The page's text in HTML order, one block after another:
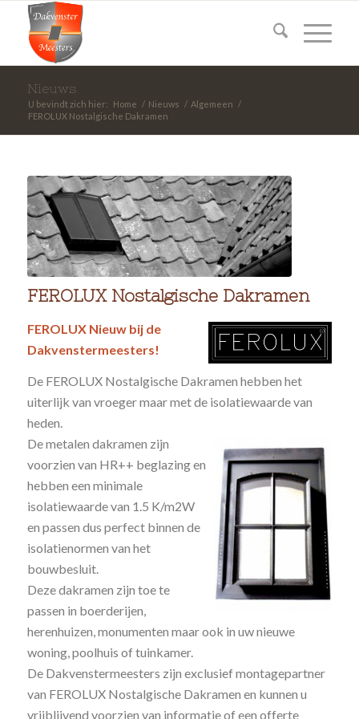
Nieuws
U bevindt zich hier: Home / Nieuws / Algemeen /
FEROLUX Nostalgische Dakramen
FEROLUX Nostalgische Dakramen
FEROLUX Nieuw bij de
Dakvenstermeesters!
De FEROLUX Nostalgische Dakramen hebben het
uiterlijk van vroeger maar met de isolatiewaarde van
heden.
De metalen dakramen zijn
voorzien van HR++ beglazing en
hebben een minimale
isolatiewaarde van 1.5 K/m2W
en passen dus perfect binnen de
isolatienormen van het
bouwbesluit.
Deze dakramen zijn toe te
passen in boerderijen,
herenhuizen, monumenten maar ook in uw nieuwe
woning, poolhuis of tuinkamer.
De Dakvenstermeesters zijn exclusief montagepartner
van FEROLUX Nostalgische Dakramen en kunnen u
vrijblijvend voorzien van informatie of een offerte